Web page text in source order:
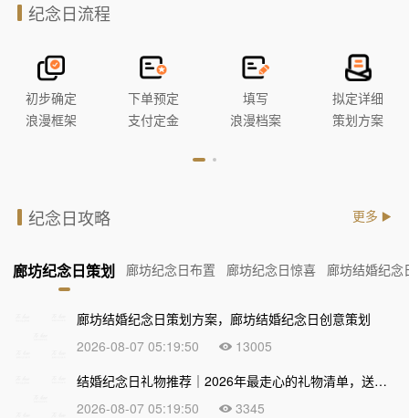
纪念日流程
初步确定
浪漫框架
下单预定
支付定金
填写
浪漫档案
拟定详细
策划方案
纪念日攻略 更多
廊坊纪念日策划 廊坊纪念日布置 廊坊纪念日惊喜 廊坊结婚纪念
廊坊结婚纪念日策划方案，廊坊结婚纪念日创意策划
2026-08-07 05:19:50
13005
结婚纪念日礼物推荐｜2026年最走心的礼物清单，送到心坎上才不算白过！
2026-08-07 05:19:50
3345